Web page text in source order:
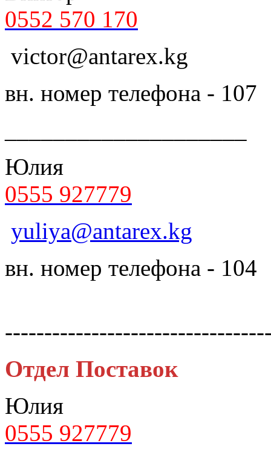
0552 570 170
victor@antarex.kg
вн. номер телефона - 107
Юлия
0555 927779
yuliya@antarex.kg
вн. номер телефона - 104
Отдел Поставок
Юлия
0555 927779